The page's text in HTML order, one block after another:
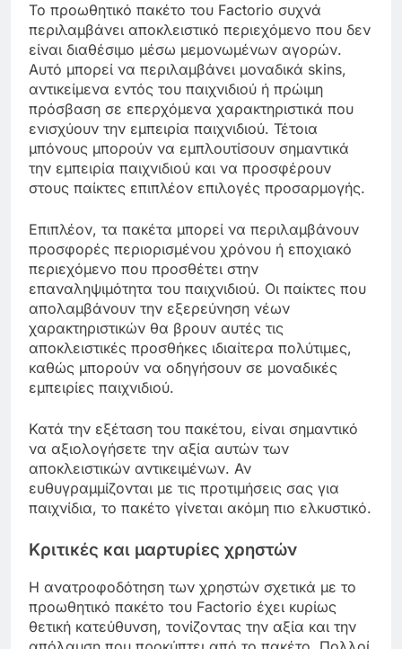
Το προωθητικό πακέτο του Factorio συχνά
περιλαμβάνει αποκλειστικό περιεχόμενο που δεν
είναι διαθέσιμο μέσω μεμονωμένων αγορών.
Αυτό μπορεί να περιλαμβάνει μοναδικά skins,
αντικείμενα εντός του παιχνιδιού ή πρώιμη
πρόσβαση σε επερχόμενα χαρακτηριστικά που
ενισχύουν την εμπειρία παιχνιδιού. Τέτοια
μπόνους μπορούν να εμπλουτίσουν σημαντικά
την εμπειρία παιχνιδιού και να προσφέρουν
στους παίκτες επιπλέον επιλογές προσαρμογής.
Επιπλέον, τα πακέτα μπορεί να περιλαμβάνουν
προσφορές περιορισμένου χρόνου ή εποχιακό
περιεχόμενο που προσθέτει στην
επαναληψιμότητα του παιχνιδιού. Οι παίκτες που
απολαμβάνουν την εξερεύνηση νέων
χαρακτηριστικών θα βρουν αυτές τις
αποκλειστικές προσθήκες ιδιαίτερα πολύτιμες,
καθώς μπορούν να οδηγήσουν σε μοναδικές
εμπειρίες παιχνιδιού.
Κατά την εξέταση του πακέτου, είναι σημαντικό
να αξιολογήσετε την αξία αυτών των
αποκλειστικών αντικειμένων. Αν
ευθυγραμμίζονται με τις προτιμήσεις σας για
παιχνίδια, το πακέτο γίνεται ακόμη πιο ελκυστικό.
Κριτικές και μαρτυρίες χρηστών
Η ανατροφοδότηση των χρηστών σχετικά με το
προωθητικό πακέτο του Factorio έχει κυρίως
θετική κατεύθυνση, τονίζοντας την αξία και την